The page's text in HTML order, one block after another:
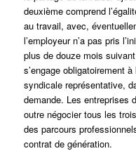
deuxième comprend
au travail, avec,
l’employeur n’a pas pris
plus de douze mois
s’engage obligatoirement
syndicale représentative,
demande. Les entreprises
outre négocier tous les
des parcours
contrat de génération.